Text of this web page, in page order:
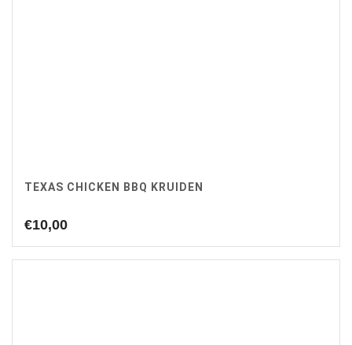
TEXAS CHICKEN BBQ KRUIDEN
€10,00